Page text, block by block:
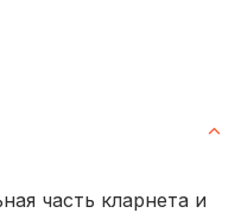
часть кларнета и